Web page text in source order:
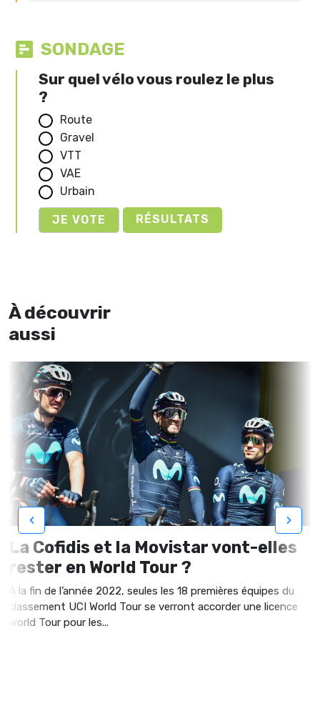
SONDAGE
Sur quel vélo vous roulez le plus
?
Route
Gravel
VTT
VAE
Urbain
RÉSULTATS
À découvrir
aussi
La Cofidis et la Movistar vont-elles
rester en World Tour ?
À la fin de l’année 2022, seules les 18 premières équipes du
classement UCI World Tour se verront accorder une licence
world Tour pour les...
‹ ›